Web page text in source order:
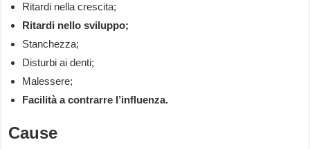
Ritardi nella crescita;
Ritardi nello sviluppo;
Stanchezza;
Disturbi ai denti;
Malessere;
Facilità a contrarre l’influenza.
Cause